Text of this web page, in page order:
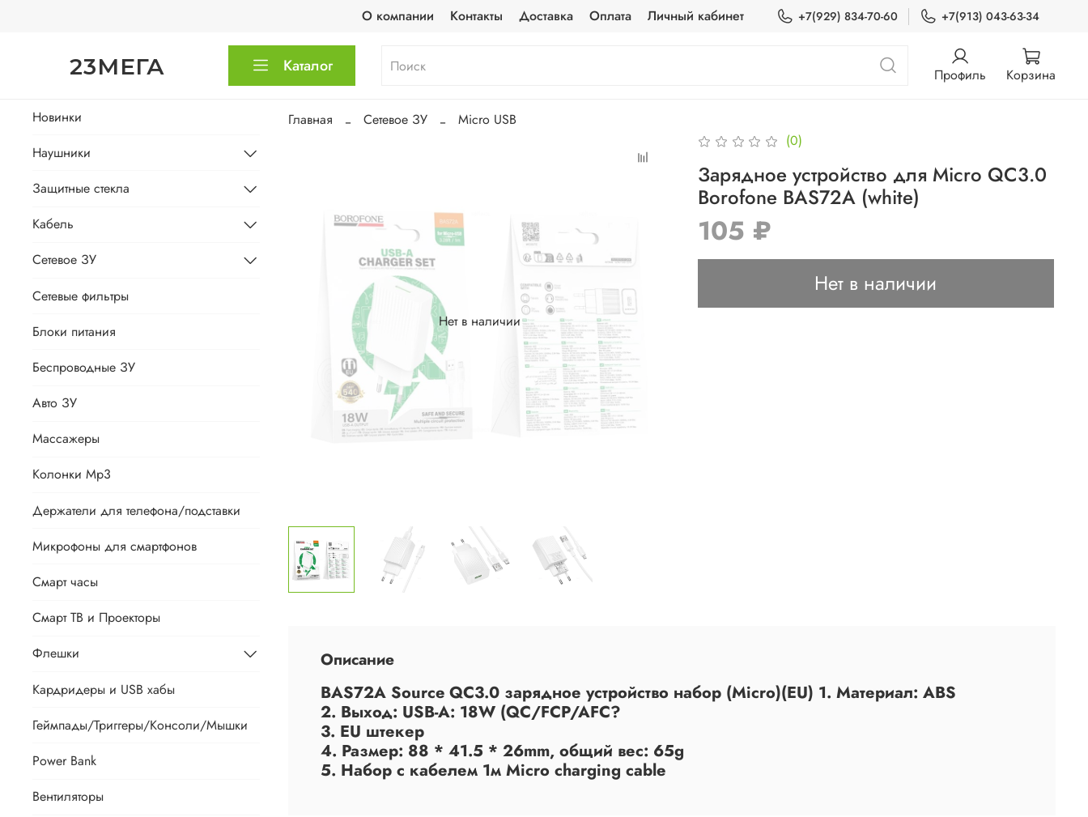
О компании Контакты Доставка Оплата Личный кабинет +7(929) 834-70-60 +7(913) 043-63-34
23МЕГА Каталог Профиль Корзина
Главная Сетевое ЗУ Micro USB
Нет в наличии
(0)
Зарядное устройство для Micro QC3.0
Borofone BAS72A (white)
105 ₽
Нет в наличии
Описание
BAS72A Source QC3.0 зарядное устройство набор (Micro)(EU) 1. Материал: ABS
2. Выход: USB-A: 18W (QC/FCP/AFC?
3. EU штекер
4. Размер: 88 * 41.5 * 26mm, общий вес: 65g
5. Набор с кабелем 1м Micro charging cable
Новинки
Наушники
Защитные стекла
Кабель
Сетевое ЗУ
Сетевые фильтры
Блоки питания
Беспроводные ЗУ
Авто ЗУ
Массажеры
Колонки Mp3
Держатели для телефона/подставки
Микрофоны для смартфонов
Смарт часы
Смарт ТВ и Проекторы
Флешки
Кардридеры и USB хабы
Геймпады/Триггеры/Консоли/Мышки
Power Bank
Вентиляторы